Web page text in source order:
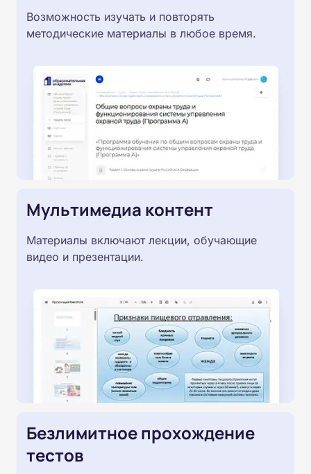
Возможность изучать и повторять
методические материалы в любое время.
Мультимедиа контент
Материалы включают лекции, обучающие
видео и презентации.
Безлимитное прохождение
тестов